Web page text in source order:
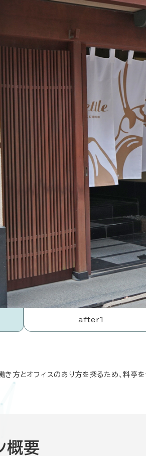
after1
とオフィスのあり方を探るため、料亭を
概要